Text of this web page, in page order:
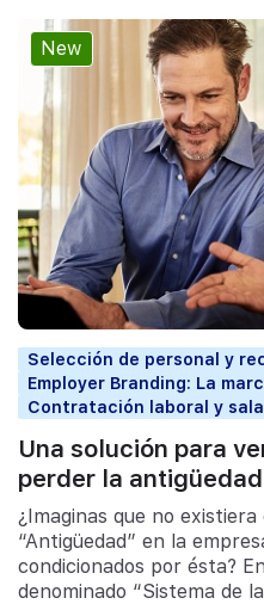
New
Selección de personal y
Employer Branding: La
Contratación laboral y
Una solución para
perder la
¿Imaginas que no
“Antigüedad” en la
condicionados por ésta?
denominado “Sistema de